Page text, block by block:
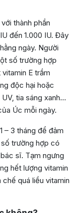
thành phần
đến 1.000 IU. Đây
ngày. Người
số trường hợp
E trầm
độc hại hoặc
tia sáng xanh…
Úc mỗi ngày.
– 3 tháng để đảm
trường hợp có
sĩ. Tạm ngưng
hết lượng vitamin
quá liều vitamin